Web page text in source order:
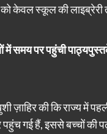
को केवल स्कूल की
मेंसमयपरपहुंची
ज़ाहिर की कि राज्य में
गई हैं, इससे बच्चों की